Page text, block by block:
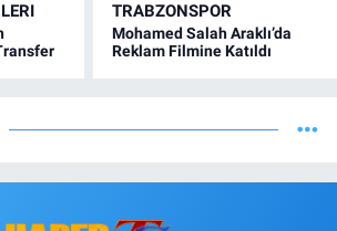
TRABZONSPOR
Mohamed Salah Araklı’da
Reklam Filmine Katıldı